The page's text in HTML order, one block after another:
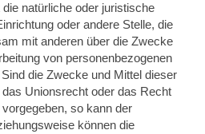
natürliche oder juristische
oder andere Stelle, die
mit anderen über die Zwecke
von personenbezogenen
die Zwecke und Mittel dieser
Unionsrecht oder das Recht
so kann der
können die